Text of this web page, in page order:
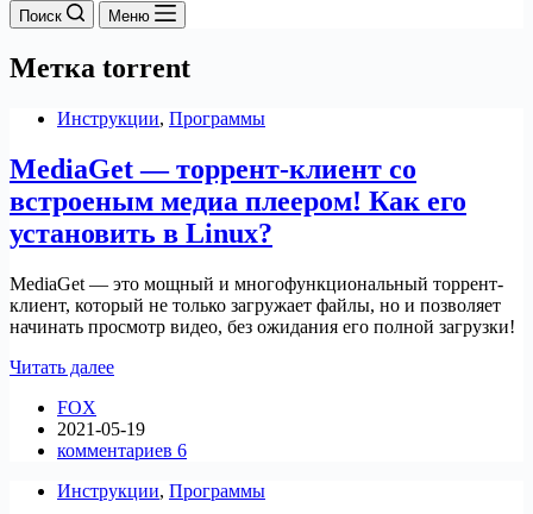
Поиск Меню
Метка torrent
Инструкции, Программы
MediaGet — торрент-клиент со
встроеным медиа плеером! Как его
установить в Linux?
MediaGet — это мощный и многофункциональный торрент-
клиент, который не только загружает файлы, но и позволяет
начинать просмотр видео, без ожидания его полной загрузки!
Читать далееMediaGet
клиент
со
медиа
FOX
2021-05-19
комментариев 6
Инструкции, Программы